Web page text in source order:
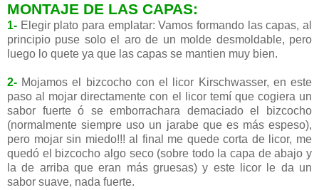
MONTAJE DE LAS CAPAS:
1- Elegir plato para emplatar: Vamos formando las capas, al
principio puse solo el aro de un molde desmoldable, pero
luego lo quete ya que las capas se mantien muy bien.
2- Mojamos el bizcocho con el licor Kirschwasser, en este
paso al mojar directamente con el licor temí que cogiera un
sabor fuerte ó se emborrachara demaciado el bizcocho
(normalmente siempre uso un jarabe que es más espeso),
pero mojar sin miedo!!! al final me quede corta de licor, me
quedó el bizcocho algo seco (sobre todo la capa de abajo y
la de arriba que eran más gruesas) y este licor le da un
sabor suave, nada fuerte.